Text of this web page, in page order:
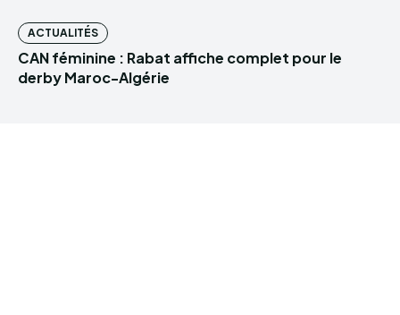
ACTUALITÉS
CAN féminine : Rabat affiche complet pour le
derby Maroc-Algérie